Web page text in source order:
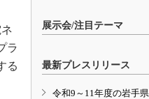
ラ
る
展示会/注目テーマ
最新プレスリリース
令和9～11年度の岩手